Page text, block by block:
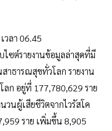
วลา 06.45
ไซต์รายงานข้อมูลล่าสุดที่มี
าธารณสุขทั่วโลก รายงาน
ลก อยู่ที่ 177,780,629 ราย
วนผู้เสียชีวิตจากไวรัสโค
ราย เพิ่มขึ้น 8,905